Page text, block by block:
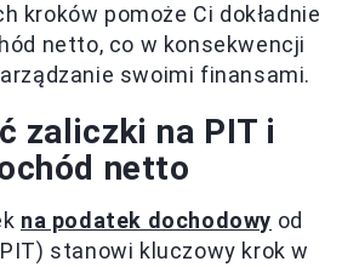
kroków pomoże Ci dokładnie
netto, co w konsekwencji
swoimi finansami.
zaliczki na PIT i
netto
na podatek dochodowy od
stanowi kluczowy krok w